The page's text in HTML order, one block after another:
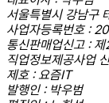
서울특별시 강남구
사업자등록번호 :
통신판매업신고 :
직업정보제공사업
제호 : 요즘IT
발행인 : 박우범